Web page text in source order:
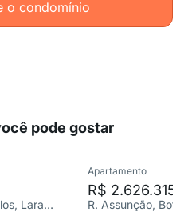
o condomínio
pode gostar
R. General Cristóvão Barcelos, Laranjeiras
Apartamento
R$ 2.626.315
R. Assunção,